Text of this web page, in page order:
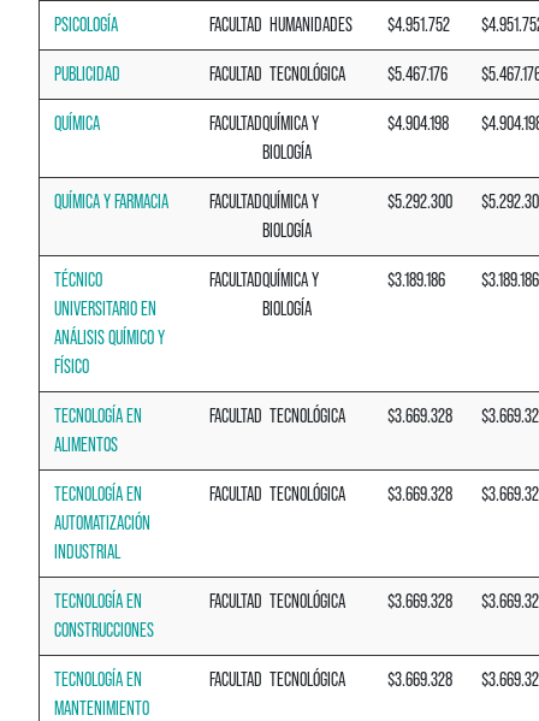
PSICOLOGÍA FACULTAD HUMANIDADES $4.951.752
PUBLICIDAD FACULTAD TECNOLÓGICA $5.467.176
QUÍMICA FACULTADQUÍMICA Y
BIOLOGÍA
$4.904.198
QUÍMICA Y FARMACIA FACULTADQUÍMICA Y
BIOLOGÍA
$5.292.300
TÉCNICO
UNIVERSITARIO EN
ANÁLISIS QUÍMICO Y
FÍSICO
FACULTADQUÍMICA Y
BIOLOGÍA
$3.189.186 $3.189.186
TECNOLOGÍA EN
ALIMENTOS
FACULTAD TECNOLÓGICA $3.669.328
TECNOLOGÍA EN
AUTOMATIZACIÓN
INDUSTRIAL
FACULTAD TECNOLÓGICA $3.669.328
TECNOLOGÍA EN
CONSTRUCCIONES
FACULTAD TECNOLÓGICA $3.669.328
TECNOLOGÍA EN
MANTENIMIENTO
FACULTAD TECNOLÓGICA $3.669.328